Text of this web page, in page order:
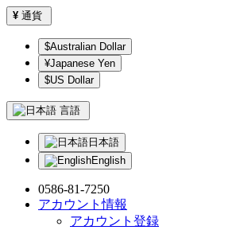
¥ 通貨
$Australian Dollar
¥Japanese Yen
$US Dollar
言語
日本語
English
0586-81-7250
アカウント情報
アカウント登録